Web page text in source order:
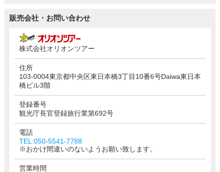
販売会社・お問い合わせ
株式会社オリオンツアー
住所
103-0004東京都中央区東日本橋3丁目10番6号Daiwa東日本
橋ビル3階
登録番号
観光庁長官登録旅行業第692号
電話
TEL:050-5541-7788
※おかけ間違いのないようお願い致します。
営業時間